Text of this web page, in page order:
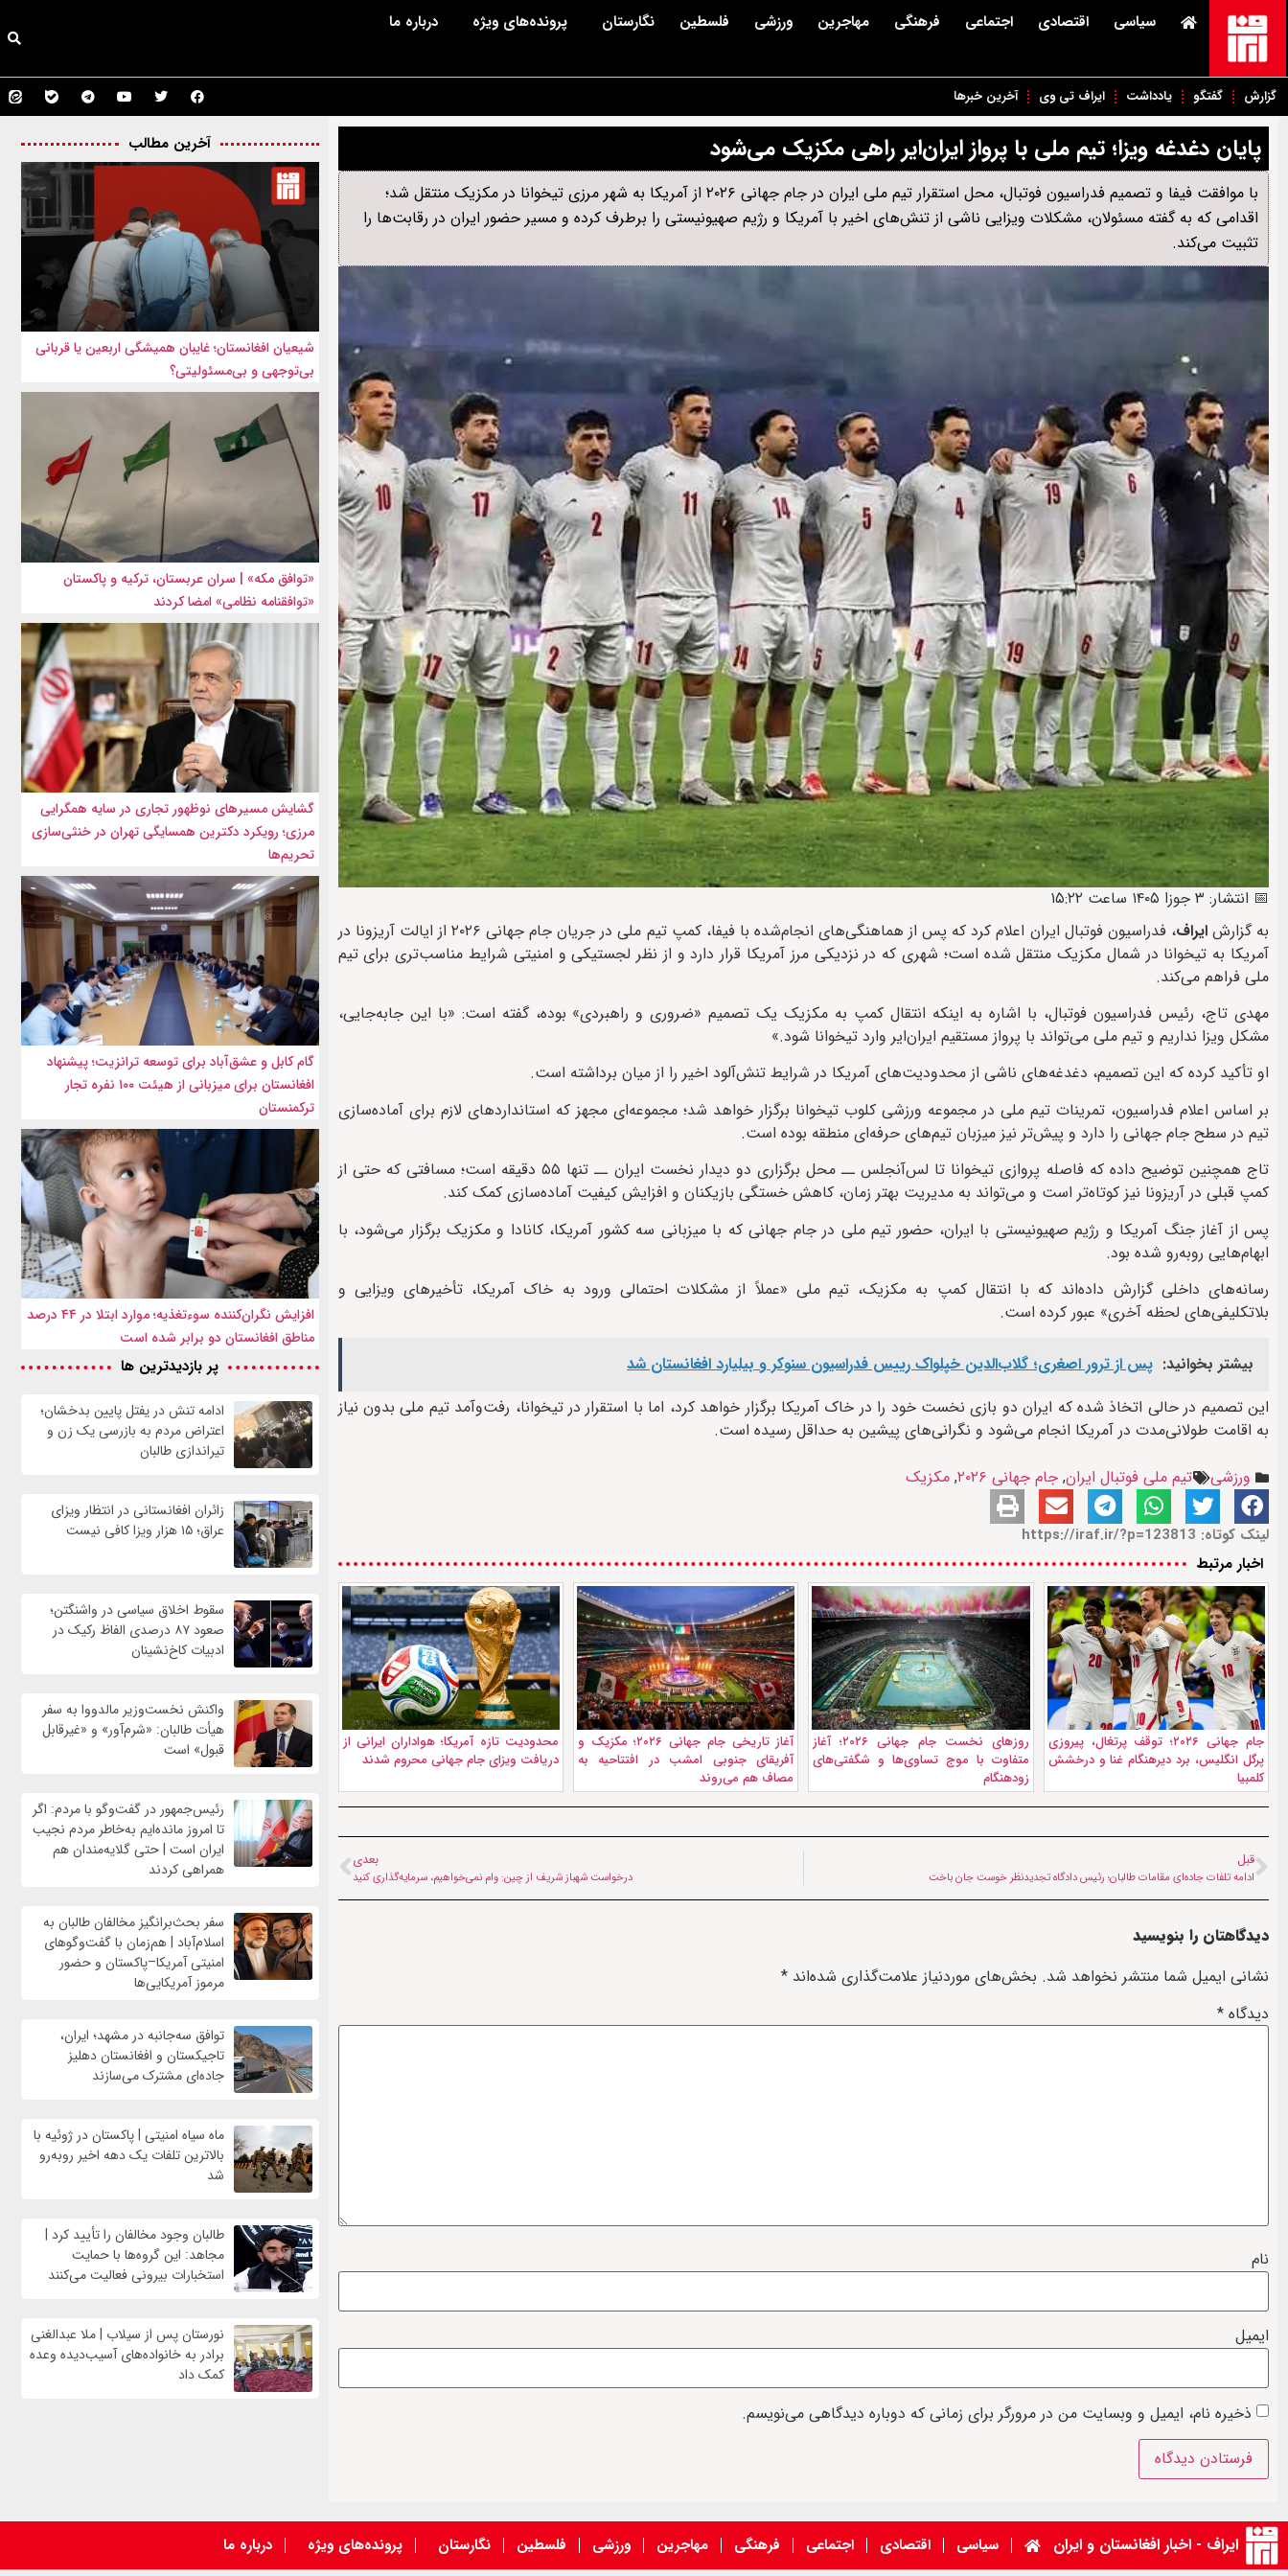
سیاسی اقتصادی اجتماعی فرهنگی مهاجرین ورزشی فلسطین نگارستان پرونده‌های ویژه درباره ما
گزارش گفتگو یادداشت ایراف تی وی آخرین خبرها
پایان دغدغه ویزا؛ تیم ملی با پرواز ایران‌ایر راهی مکزیک می‌شود
با موافقت فیفا و تصمیم فدراسیون فوتبال، محل استقرار تیم ملی ایران در جام جهانی ۲۰۲۶ از آمریکا به شهر مرزی تیخوانا در مکزیک منتقل شد؛
اقدامی که به گفته مسئولان، مشکلات ویزایی ناشی از تنش‌های اخیر با آمریکا و رژیم صهیونیستی را برطرف کرده و مسیر حضور ایران در رقابت‌ها را
تثبیت می‌کند.
📅 انتشار: ۳ جوزا ۱۴۰۵ ساعت ۱۵:۲۲
به گزارشایراف
، فدراسیون فوتبال ایران اعلام کرد که پس از هماهنگی‌های انجام‌شده با فیفا، کمپ تیم ملی در جریان جام جهانی ۲۰۲۶ از ایالت آریزونا در
آمریکا به تیخوانا در شمال مکزیک منتقل شده است؛ شهری که در نزدیکی مرز آمریکا قرار دارد و از نظر لجستیکی و امنیتی شرایط مناسب‌تری برای تیم
ملی فراهم می‌کند.
مهدی تاج، رئیس فدراسیون فوتبال، با اشاره به اینکه انتقال کمپ به مکزیک یک تصمیم «ضروری و راهبردی» بوده، گفته است: «با این جابه‌جایی،
مشکل ویزا نداریم و تیم ملی می‌تواند با پرواز مستقیم ایران‌ایر وارد تیخوانا شود.»
او تأکید کرده که این تصمیم، دغدغه‌های ناشی از محدودیت‌های آمریکا در شرایط تنش‌آلود اخیر را از میان برداشته است.
بر اساس اعلام فدراسیون، تمرینات تیم ملی در مجموعه ورزشی کلوب تیخوانا برگزار خواهد شد؛ مجموعه‌ای مجهز که استانداردهای لازم برای آماده‌سازی
تیم در سطح جام جهانی را دارد و پیش‌تر نیز میزبان تیم‌های حرفه‌ای منطقه بوده است.
تاج همچنین توضیح داده که فاصله پروازی تیخوانا تا لس‌آنجلس ــ محل برگزاری دو دیدار نخست ایران ــ تنها ۵۵ دقیقه است؛ مسافتی که حتی از
کمپ قبلی در آریزونا نیز کوتاه‌تر است و می‌تواند به مدیریت بهتر زمان، کاهش خستگی بازیکنان و افزایش کیفیت آماده‌سازی کمک کند.
پس از آغاز جنگ آمریکا و رژیم صهیونیستی با ایران، حضور تیم ملی در جام جهانی که با میزبانی سه کشور آمریکا، کانادا و مکزیک برگزار می‌شود، با
ابهام‌هایی روبه‌رو شده بود.
رسانه‌های داخلی گزارش داده‌اند که با انتقال کمپ به مکزیک، تیم ملی «عملاً از مشکلات احتمالی ورود به خاک آمریکا، تأخیرهای ویزایی و
بلاتکلیفی‌های لحظه آخری» عبور کرده است.
بیشتر بخوانید: پس از ترور اصغری؛ گلاب‌الدین خپلواک رییس فدراسیون سنوکر و بیلیارد افغانستان شد
این تصمیم در حالی اتخاذ شده که ایران دو بازی نخست خود را در خاک آمریکا برگزار خواهد کرد، اما با استقرار در تیخوانا، رفت‌وآمد تیم ملی بدون نیاز
به اقامت طولانی‌مدت در آمریکا انجام می‌شود و نگرانی‌های پیشین به حداقل رسیده است.
ورزشی
تیم ملی فوتبال ایران, جام جهانی ۲۰۲۶ , مکزیک
لینک کوتاه: https://iraf.ir/?p=123813
اخبار مرتبط
جام جهانی ۲۰۲۶؛ توقف پرتغال، پیروزی
پرگل انگلیس، برد دیرهنگام غنا و درخشش
کلمبیا
روزهای نخست جام جهانی ۲۰۲۶؛ آغاز
متفاوت با موج تساوی‌ها و شگفتی‌های
زودهنگام
آغاز تاریخی جام جهانی ۲۰۲۶؛ مکزیک و
آفریقای جنوبی امشب در افتتاحیه به
مصاف هم می‌روند
محدودیت تازه آمریکا؛ هواداران ایرانی از
دریافت ویزای جام جهانی محروم شدند
قبل
ادامه تلفات جاده‌ای مقامات طالبان؛ رئیس دادگاه تجدیدنظر خوست جان باخت
بعدی
درخواست شهباز شریف از چین: وام نمی‌خواهیم، سرمایه‌گذاری کنید
دیدگاهتان را بنویسید
نشانی ایمیل شما منتشر نخواهد شد. بخش‌های موردنیاز علامت‌گذاری شده‌اند *
دیدگاه *
نام
ایمیل
ذخیره نام، ایمیل و وبسایت من در مرورگر برای زمانی که دوباره دیدگاهی می‌نویسم.
آخرین مطالب
شیعیان افغانستان؛ غایبان همیشگی اربعین یا قربانی
بی‌توجهی و بی‌مسئولیتی؟
«توافق مکه» | سران عربستان، ترکیه و پاکستان
«توافقنامه نظامی» امضا کردند
گشایش مسیرهای نوظهور تجاری در سایه همگرایی
مرزی؛ رویکرد دکترین همسایگی تهران در خنثی‌سازی
تحریم‌ها
گام کابل و عشق‌آباد برای توسعه ترانزیت؛ پیشنهاد
افغانستان برای میزبانی از هیئت ۱۰۰ نفره تجار
ترکمنستان
افزایش نگران‌کننده سوءتغذیه؛ موارد ابتلا در ۴۴ درصد
مناطق افغانستان دو برابر شده است
پر بازدیدترین ها
ادامه تنش در یفتل پایین بدخشان؛
اعتراض مردم به بازرسی یک زن و
تیراندازی طالبان
زائران افغانستانی در انتظار ویزای
عراق؛ ۱۵ هزار ویزا کافی نیست
سقوط اخلاق سیاسی در واشنگتن؛
صعود ۸۷ درصدی الفاظ رکیک در
ادبیات کاخ‌نشینان
واکنش نخست‌وزیر مالدووا به سفر
هیأت طالبان: «شرم‌آور» و «غیرقابل
قبول» است
رئیس‌جمهور در گفت‌وگو با مردم: اگر
تا امروز مانده‌ایم به‌خاطر مردم نجیب
ایران است | حتی گلایه‌مندان هم
همراهی کردند
سفر بحث‌برانگیز مخالفان طالبان به
اسلام‌آباد | هم‌زمان با گفت‌وگوهای
امنیتی آمریکا–پاکستان و حضور
مرموز آمریکایی‌ها
توافق سه‌جانبه در مشهد؛ ایران،
تاجیکستان و افغانستان دهلیز
جاده‌ای مشترک می‌سازند
ماه سیاه امنیتی | پاکستان در ژوئیه با
بالاترین تلفات یک دهه اخیر روبه‌رو
شد
طالبان وجود مخالفان را تأیید کرد |
مجاهد: این گروه‌ها با حمایت
استخبارات بیرونی فعالیت می‌کنند
نورستان پس از سیلاب | ملا عبدالغنی
برادر به خانواده‌های آسیب‌دیده وعده
کمک داد
ایراف - اخبار افغانستان و ایران سیاسی اقتصادی اجتماعی فرهنگی مهاجرین ورزشی فلسطین نگارستان پرونده‌های ویژه درباره ما